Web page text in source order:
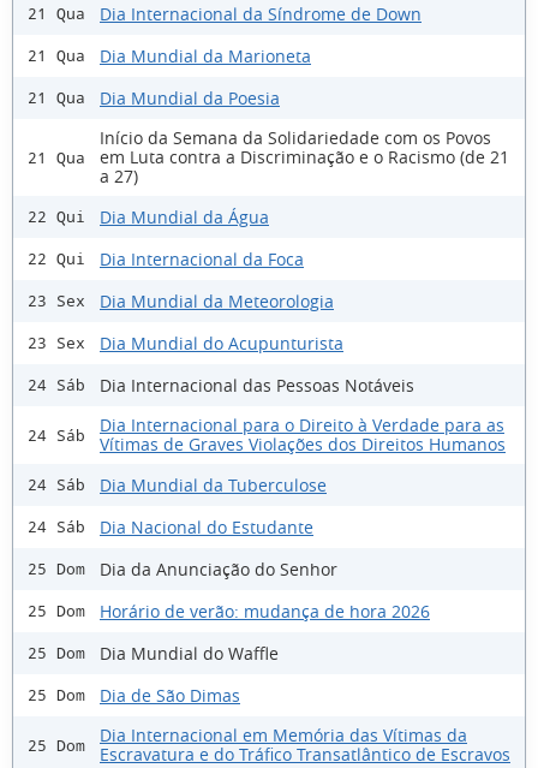
21 Qua Dia Internacional da Síndrome de Down
21 Qua Dia Mundial da Marioneta
21 Qua Dia Mundial da Poesia
21 Qua
Início da Semana da Solidariedade com os Povos
em Luta contra a Discriminação e o Racismo (de 21
a 27)
22 Qui Dia Mundial da Água
22 Qui Dia Internacional da Foca
23 Sex Dia Mundial da Meteorologia
23 Sex Dia Mundial do Acupunturista
24 Sáb Dia Internacional das Pessoas Notáveis
24 Sáb
Dia Internacional para o Direito à Verdade para as
Vítimas de Graves Violações dos Direitos Humanos
24 Sáb Dia Mundial da Tuberculose
24 Sáb Dia Nacional do Estudante
25 Dom Dia da Anunciação do Senhor
25 Dom Horário de verão: mudança de hora 2026
25 Dom Dia Mundial do Waffle
25 Dom Dia de São Dimas
25 Dom
Dia Internacional em Memória das Vítimas da
Escravatura e do Tráfico Transatlântico de Escravos